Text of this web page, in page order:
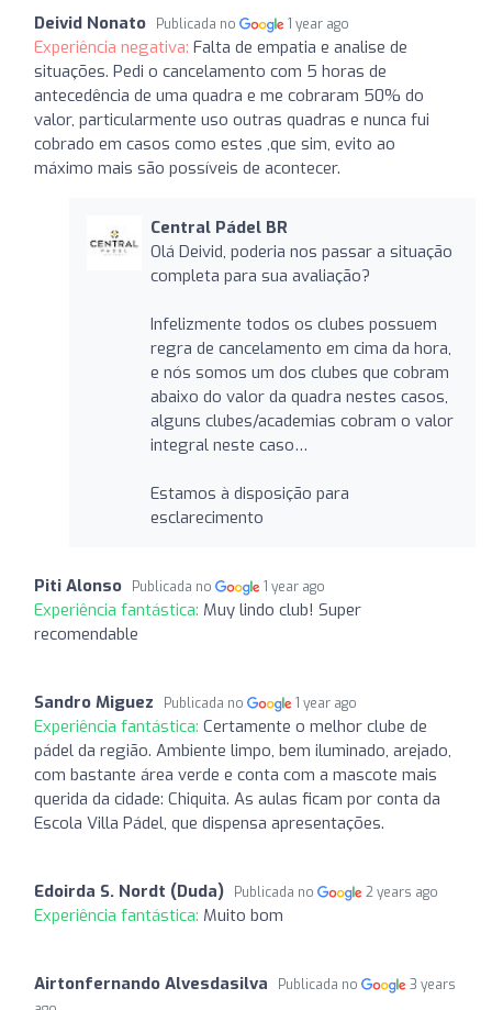
Deivid Nonato Publicada no 1 year ago
Experiência negativa: Falta de empatia e analise de
situações. Pedi o cancelamento com 5 horas de
antecedência de uma quadra e me cobraram 50% do
valor, particularmente uso outras quadras e nunca fui
cobrado em casos como estes ,que sim, evito ao
máximo mais são possíveis de acontecer.
Central Pádel BR
Olá Deivid, poderia nos passar a situação
completa para sua avaliação?
Infelizmente todos os clubes possuem
regra de cancelamento em cima da hora,
e nós somos um dos clubes que cobram
abaixo do valor da quadra nestes casos,
alguns clubes/academias cobram o valor
integral neste caso…
Estamos à disposição para
esclarecimento
Piti Alonso Publicada no 1 year ago
Experiência fantástica: Muy lindo club! Super
recomendable
Sandro Miguez Publicada no 1 year ago
Experiência fantástica: Certamente o melhor clube de
pádel da região. Ambiente limpo, bem iluminado, arejado,
com bastante área verde e conta com a mascote mais
querida da cidade: Chiquita. As aulas ficam por conta da
Escola Villa Pádel, que dispensa apresentações.
Edoirda S. Nordt (Duda) Publicada no 2 years ago
Experiência fantástica: Muito bom
Airtonfernando Alvesdasilva Publicada no
3 years